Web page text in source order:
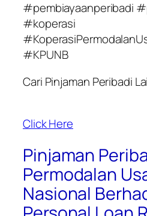
#pembiayaanperibadi
#koperasi
#KPUNB
Cari Pinjaman Peribadi
Click Here
Pinjaman
Permodalan
Nasional